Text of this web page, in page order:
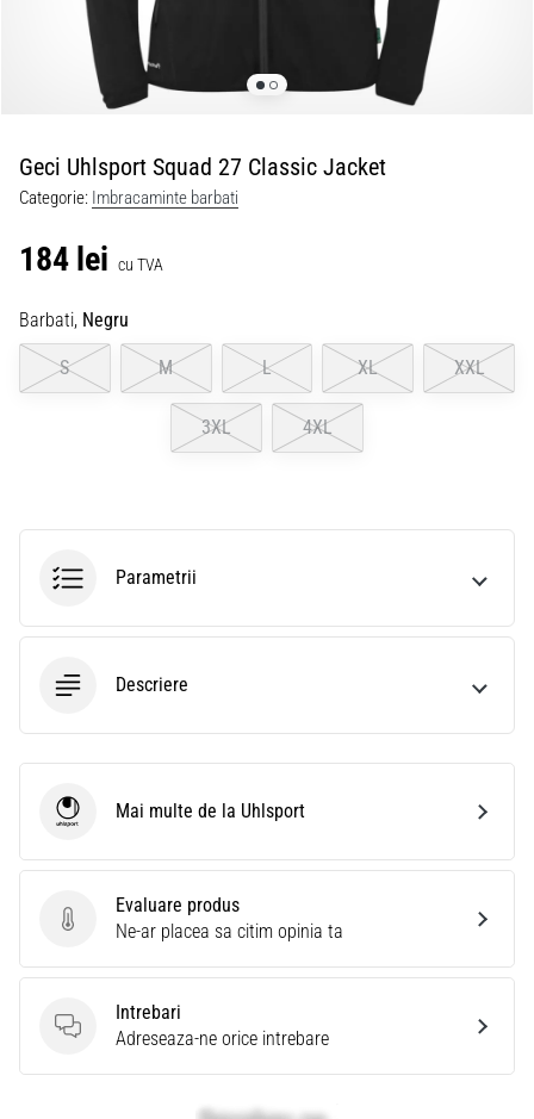
Geci Uhlsport Squad 27 Classic Jacket
Categorie: Imbracaminte barbati
184 lei cu TVA
Barbati, Negru
S M L XL XXL
3XL 4XL
Parametrii
Descriere
Evaluare produs
Evaluare produs
Ne-ar placea sa citim opinia ta
Intrebari
Intrebari
Adreseaza-ne orice intrebare
UhlsportMai multe de la Uhlsport